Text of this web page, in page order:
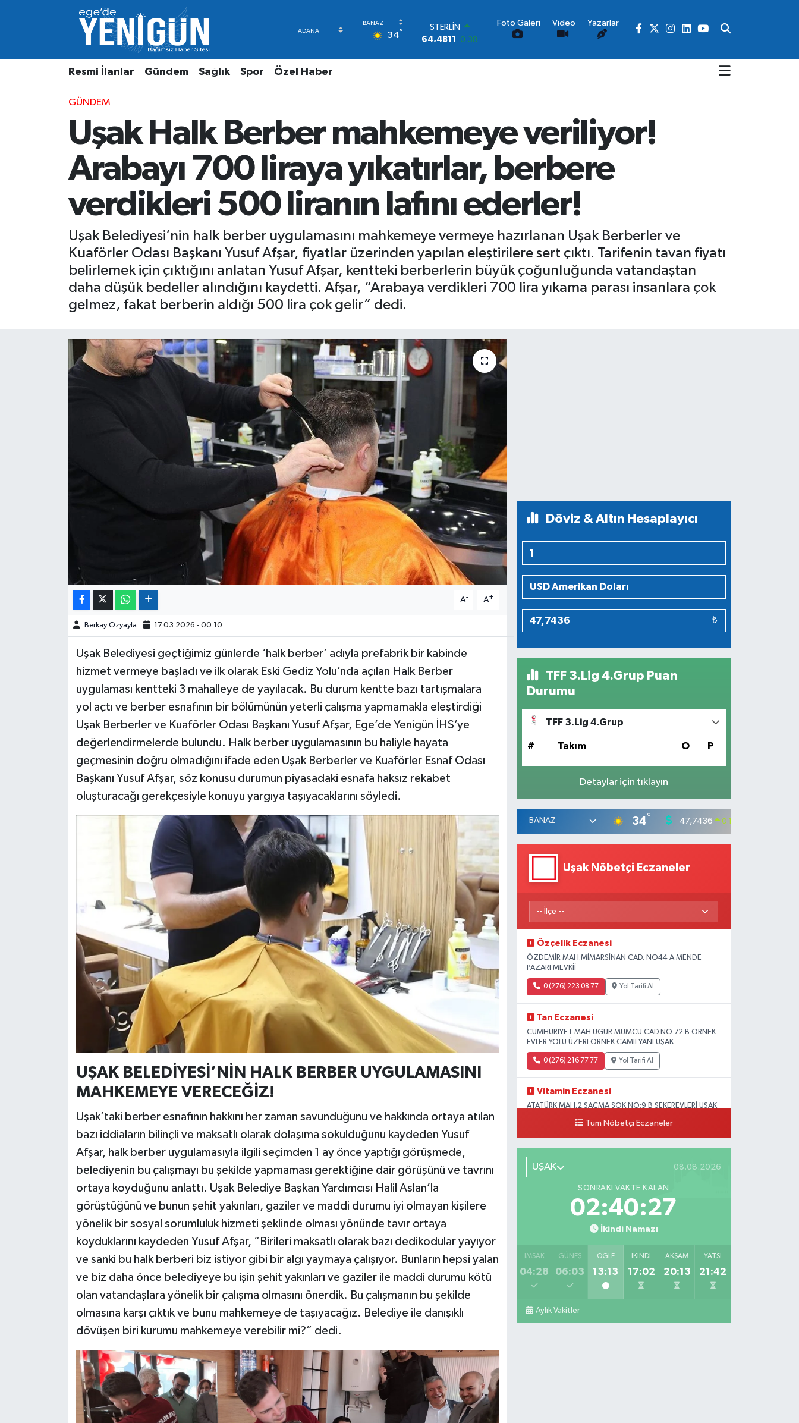
34°
STERLİN
64,4811 0.38
6660.55 0.03
47,7436
0.18
55,2510 0.32
Foto Galeri Video Yazarlar
Resmi İlanlar Gündem Sağlık Spor Özel Haber
GÜNDEM
Uşak Halk Berber mahkemeye veriliyor!
Arabayı 700 liraya yıkatırlar, berbere
verdikleri 500 liranın lafını ederler!
Uşak Belediyesi’nin halk berber uygulamasını mahkemeye vermeye hazırlanan Uşak Berberler ve
Kuaförler Odası Başkanı Yusuf Afşar, fiyatlar üzerinden yapılan eleştirilere sert çıktı. Tarifenin tavan fiyatı
belirlemek için çıktığını anlatan Yusuf Afşar, kentteki berberlerin büyük çoğunluğunda vatandaştan
daha düşük bedeller alındığını kaydetti. Afşar, “Arabaya verdikleri 700 lira yıkama parası insanlara çok
gelmez, fakat berberin aldığı 500 lira çok gelir” dedi.
A- A+
Berkay Özyayla 17.03.2026 - 00:10
Uşak Belediyesi geçtiğimiz günlerde ‘halk berber’ adıyla prefabrik bir kabinde
hizmet vermeye başladı ve ilk olarak Eski Gediz Yolu’nda açılan Halk Berber
uygulaması kentteki 3 mahalleye de yayılacak. Bu durum kentte bazı tartışmalara
yol açtı ve berber esnafının bir bölümünün yeterli çalışma yapmamakla eleştirdiği
Uşak Berberler ve Kuaförler Odası Başkanı Yusuf Afşar, Ege’de Yenigün İHS’ye
değerlendirmelerde bulundu. Halk berber uygulamasının bu haliyle hayata
geçmesinin doğru olmadığını ifade eden Uşak Berberler ve Kuaförler Esnaf Odası
Başkanı Yusuf Afşar, söz konusu durumun piyasadaki esnafa haksız rekabet
oluşturacağı gerekçesiyle konuyu yargıya taşıyacaklarını söyledi.
UŞAK BELEDİYESİ’NİN HALK BERBER UYGULAMASINI
MAHKEMEYE VERECEĞİZ!
Uşak’taki berber esnafının hakkını her zaman savunduğunu ve hakkında ortaya atılan
bazı iddiaların bilinçli ve maksatlı olarak dolaşıma sokulduğunu kaydeden Yusuf
Afşar, halk berber uygulamasıyla ilgili seçimden 1 ay önce yaptığı görüşmede,
belediyenin bu çalışmayı bu şekilde yapmaması gerektiğine dair görüşünü ve tavrını
ortaya koyduğunu anlattı. Uşak Belediye Başkan Yardımcısı Halil Aslan’la
görüştüğünü ve bunun şehit yakınları, gaziler ve maddi durumu iyi olmayan kişilere
yönelik bir sosyal sorumluluk hizmeti şeklinde olması yönünde tavır ortaya
koyduklarını kaydeden Yusuf Afşar, “Birileri maksatlı olarak bazı dedikodular yayıyor
ve sanki bu halk berberi biz istiyor gibi bir algı yaymaya çalışıyor. Bunların hepsi yalan
ve biz daha önce belediyeye bu işin şehit yakınları ve gaziler ile maddi durumu kötü
olan vatandaşlara yönelik bir çalışma olmasını önerdik. Bu çalışmanın bu şekilde
olmasına karşı çıktık ve bunu mahkemeye de taşıyacağız. Belediye ile danışıklı
dövüşen biri kurumu mahkemeye verebilir mi?” dedi.
Döviz & Altın Hesaplayıcı
₺
TFF 3.Lig 4.Grup Puan
Durumu
TFF 3.Lig 4.Grup
# Takım O P
Detaylar için tıklayın
34° 47,7436 0.18
Uşak Nöbetçi Eczaneler
Özçelik Eczanesi
ÖZDEMİR MAH.MİMARSİNAN CAD. NO44 A MENDE
PAZARI MEVKİİ
0 (276) 223 08 77 Yol Tarifi Al
Tan Eczanesi
CUMHURİYET MAH.UĞUR MUMCU CAD.NO:72 B ÖRNEK
EVLER YOLU ÜZERİ ÖRNEK CAMİİ YANI UŞAK
0 (276) 216 77 77 Yol Tarifi Al
Vitamin Eczanesi
ATATÜRK MAH.2.SAÇMA SOK.NO:9 B ŞEKEREVLERİ UŞAK
Tüm Nöbetçi Eczaneler
UŞAK 08.08.2026
SONRAKI VAKTE KALAN
02:40:25
İkindi Namazı
İMSAK
04:28
GÜNEŞ
06:03
ÖĞLE
13:13
İKINDI
17:02
AKŞAM
20:13
YATSI
21:42
Aylık Vakitler
Resmi İlanlar
Gündem
Özel Haber
Beyoğlu Nöbetçi Eczaneler
Beyoğlu Hava Durumu
Beyoğlu Trafik Yoğunluk Haritası
Süper Lig Puan Durumu ve Fikstür
Tüm Manşetler
Son Dakika Haberleri